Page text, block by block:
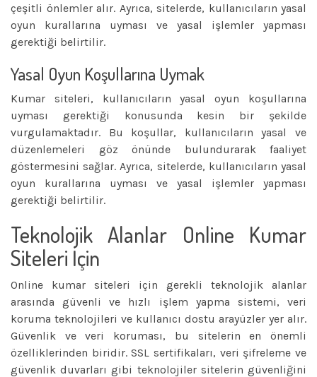
çeşitli önlemler alır. Ayrıca, sitelerde, kullanıcıların yasal
oyun kurallarına uyması ve yasal işlemler yapması
gerektiği belirtilir.
Yasal Oyun Koşullarına Uymak
Kumar siteleri, kullanıcıların yasal oyun koşullarına
uyması gerektiği konusunda kesin bir şekilde
vurgulamaktadır. Bu koşullar, kullanıcıların yasal ve
düzenlemeleri göz önünde bulundurarak faaliyet
göstermesini sağlar. Ayrıca, sitelerde, kullanıcıların yasal
oyun kurallarına uyması ve yasal işlemler yapması
gerektiği belirtilir.
Teknolojik Alanlar Online Kumar
Siteleri İçin
Online kumar siteleri için gerekli teknolojik alanlar
arasında güvenli ve hızlı işlem yapma sistemi, veri
koruma teknolojileri ve kullanıcı dostu arayüzler yer alır.
Güvenlik ve veri koruması, bu sitelerin en önemli
özelliklerinden biridir. SSL sertifikaları, veri şifreleme ve
güvenlik duvarları gibi teknolojiler sitelerin güvenliğini